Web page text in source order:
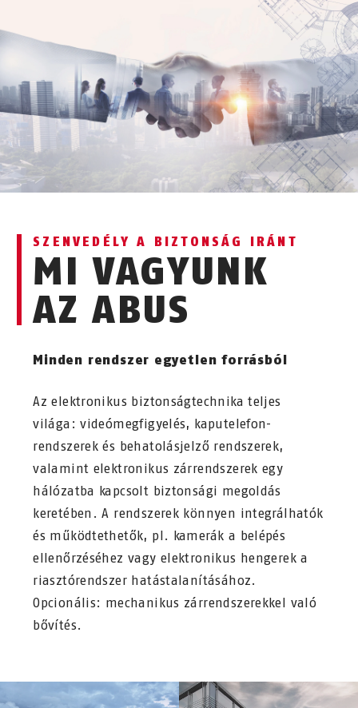
SZENVEDÉLY A BIZTONSÁG IRÁNT
MI VAGYUNK
AZ ABUS
Minden rendszer egyetlen forrásból
Az elektronikus biztonságtechnika teljes
világa: videómegfigyelés, kaputelefon-
rendszerek és behatolásjelző rendszerek,
valamint elektronikus zárrendszerek egy
hálózatba kapcsolt biztonsági megoldás
keretében. A rendszerek könnyen integrálhatók
és működtethetők, pl. kamerák a belépés
ellenőrzéséhez vagy elektronikus hengerek a
riasztórendszer hatástalanításához.
Opcionális: mechanikus zárrendszerekkel való
bővítés.